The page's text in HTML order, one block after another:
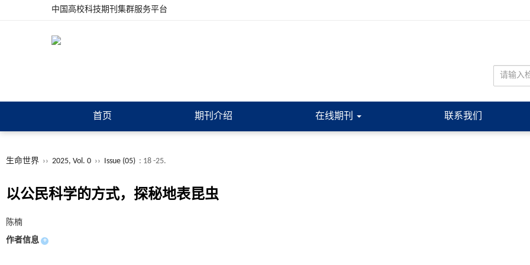
中国高校科技期刊集群服务平台
首页 期刊介绍 在线期刊 联系我们
生命世界 ›› 2025, Vol. 0 ›› Issue (05) : 18 -25.
以公民科学的方式，探秘地表昆虫
陈楠
作者信息 +